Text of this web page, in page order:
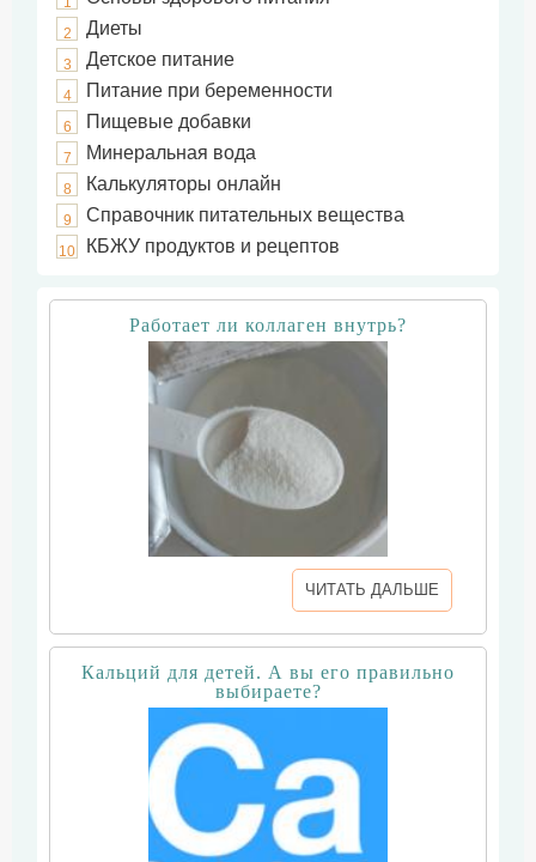
2 Диеты
3 Детское питание
4 Питание при беременности
6 Пищевые добавки
7 Минеральная вода
8 Калькуляторы онлайн
9 Справочник питательных вещества
10 КБЖУ продуктов и рецептов
Работает ли коллаген внутрь?
ЧИТАТЬ ДАЛЬШЕ
Кальций для детей. А вы его правильно
выбираете?